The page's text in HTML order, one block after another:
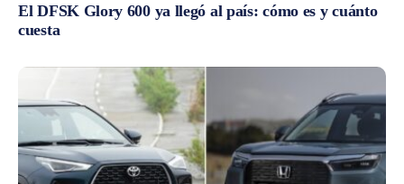
El DFSK Glory 600 ya llegó al país: cómo es y cuánto
cuesta